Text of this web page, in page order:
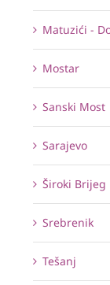
Matuzići -
Mostar
Sanski Most
Sarajevo
Široki Brijeg
Srebrenik
Tešanj